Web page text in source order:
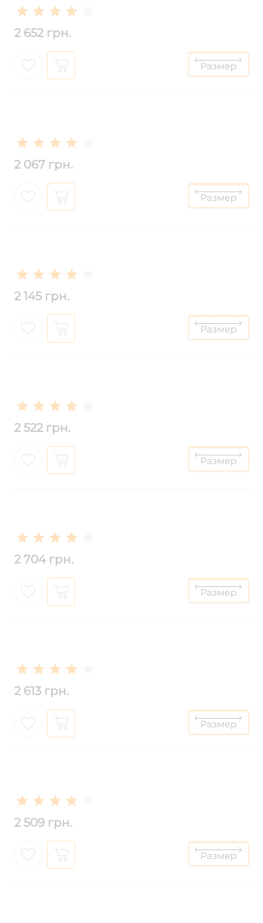
2 652 грн.
2 067 грн.
2 145 грн.
2 522 грн.
2 704 грн.
2 613 грн.
2 509 грн.